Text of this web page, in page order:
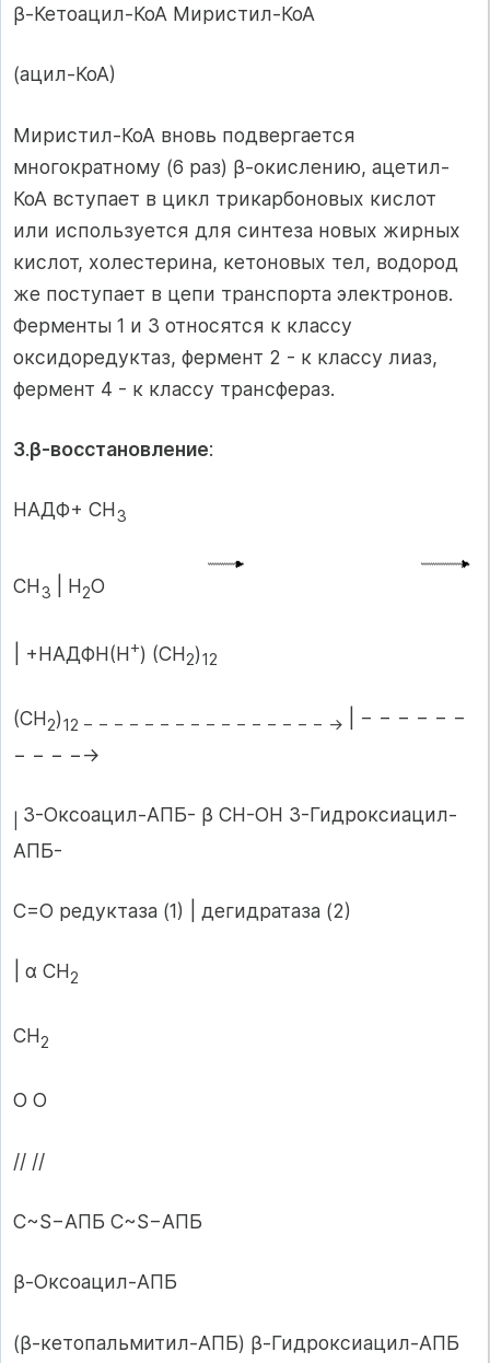
β-Кетоацил-КоА Миристил-КоА
(ацил-КоА)
Миристил-КоА вновь подвергается
многократному (6 раз) β-окислению, ацетил-
КоА вступает в цикл трикарбоновых кислот
или используется для синтеза новых жирных
кислот, холестерина, кетоновых тел, водород
же поступает в цепи транспорта электронов.
Ферменты 1 и 3 относятся к классу
оксидоредуктаз, фермент 2 - к классу лиаз,
фермент 4 - к классу трансфераз.
3.β-восстановление:
НАДФ+ СН3
СН3 | Н2О
| +НАДФН(Н+) (СН2)12
(СН2)12 − − − − − − − − − − − − − − − − →
| − − − − − −
− − − −→
3-Оксоацил-АПБ- β СН-ОН 3-Гидроксиацил-
АПБ-
С=О редуктаза (1) | дегидратаза (2)
| α СН2
СН2
О О
// //
C~S−АПБ C~S−АПБ
β-Оксоацил-АПБ
(β-кетопальмитил-АПБ) β-Гидроксиацил-АПБ